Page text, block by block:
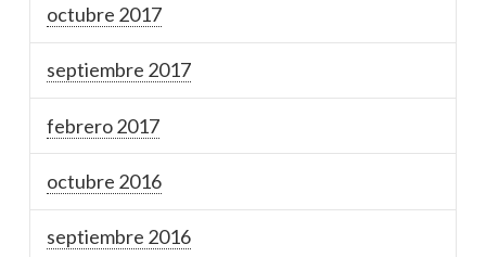
octubre 2017
septiembre 2017
febrero 2017
octubre 2016
septiembre 2016